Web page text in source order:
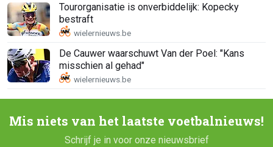
Tourorganisatie is onverbiddelijk: Kopecky
bestraft
De Cauwer waarschuwt Van der Poel: "Kans
misschien al gehad"
Mis niets van het laatste voetbalnieuws!
Schrijf je in voor onze nieuwsbrief